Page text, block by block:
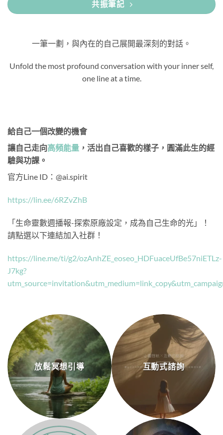
共振筆記
一筆一劃，與內在的自己展開最深刻的對話。
Unfold the most profound conversation with your inner self,
one line at a time.
給自己一個改變的機會
讓自己走向高頻能量 ，活出自己喜歡的樣子，圓滿此生的經
驗與功課。
官方Line ID：@ai.spirit
https://lin.ee/6RZvZhB
「生命靈數週播報-探索原廠設定，成為自己生命的光」！
請點選以下連結加入社群！
https://line.me/ti/g2/ozAnhZE_eoseo_HDFuaceUfBe57niETLz-
J7kg?
放鬆冥想引導 互動式諮詢